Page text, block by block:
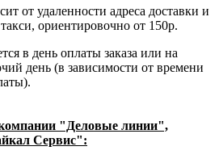
от удаленности адреса доставки и
ориентировочно от 150р.
в день оплаты заказа или на
день (в зависимости от времени
"Деловые линии",
Сервис":